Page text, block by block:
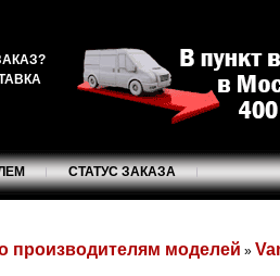
СТАТУС ЗАКАЗА
производителям моделей »